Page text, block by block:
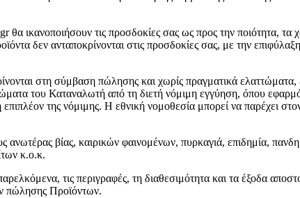
ικανοποιήσουν τις προσδοκίες σας ως προς την ποιότητα, τα
δεν ανταποκρίνονται στις προσδοκίες σας, με την
στη σύμβαση πώλησης και χωρίς πραγματικά
του Καταναλωτή από τη διετή νόμιμη εγγύηση, όπου
της νόμιμης. Η εθνική νομοθεσία μπορεί να παρέχει
ανωτέρας βίας, καιρικών φαινομένων, πυρκαγιά, επιδημία,
κ.ο.κ.
τις περιγραφές, τη διαθεσιμότητα και τα έξοδα
πώλησης Προϊόντων.